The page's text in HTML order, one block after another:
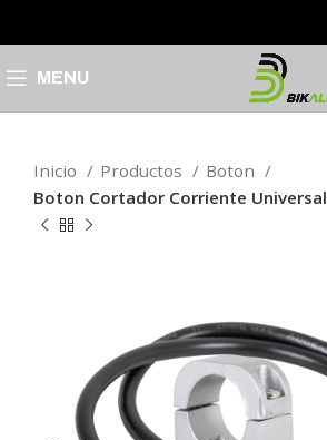
MENU
Inicio Productos
Boton
Boton Cortador Corriente Universal